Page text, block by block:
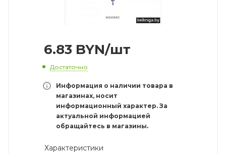
6.83 BYN/шт
Достаточно
Информация о наличии товара в
магазинах, носит
информационный характер. За
актуальной информацией
обращайтесь в магазины.
Характеристики